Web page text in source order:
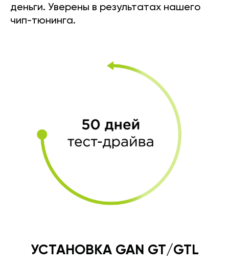
деньги. Уверены в результатах нашего
чип-тюнинга.
УСТАНОВКА GAN GT/GTL